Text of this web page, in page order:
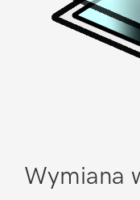
Wymiana